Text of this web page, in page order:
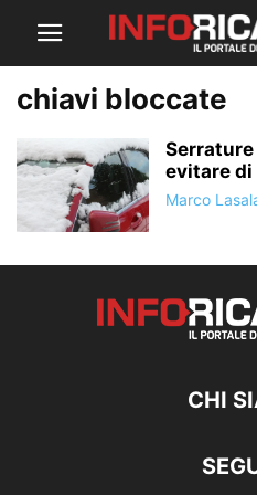
chiavi bloccate
evitare di
Marco
CHI